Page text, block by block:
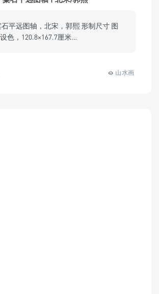
平远图轴，北宋，郭熙 形制尺寸 图
色，120.8×167.7厘米…
山水画